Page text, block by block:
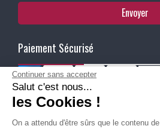
Envoyer
Paiement Sécurisé
Ma Livraison
Continuer sans accepter
Salut c'est nous...
les Cookies !
On a attendu d'être sûrs que le contenu de